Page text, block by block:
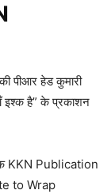
पीआर हेड कुमारी
इश्क है” के प्रकाशन
KKN Publication
to Wrap